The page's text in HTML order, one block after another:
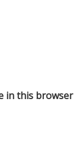
in this browser